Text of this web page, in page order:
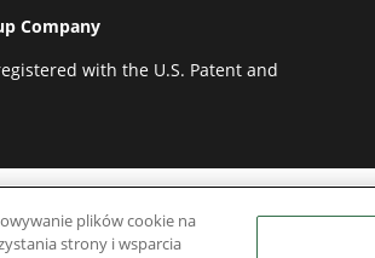
Company
with the U.S. Patent and
plików cookie na
strony i wsparcia